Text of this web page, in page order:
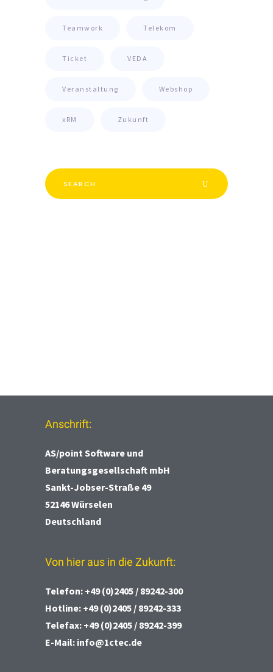
Teamwork Telekom
Ticket VEDA
Veranstaltung Webshop
xRM Zukunft
Anschrift:
AS/point Software und
Beratungsgesellschaft mbH
Sankt-Jobser-Straße 49
52146 Würselen
Deutschland
Von hier aus in die Zukunft:
Telefon: +49 (0)2405 / 89242-300
Hotline: +49 (0)2405 / 89242-333
Telefax: +49 (0)2405 / 89242-399
E-Mail: info@1ctec.de